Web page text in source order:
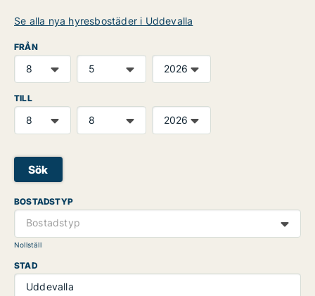
Se alla nya hyresbostäder i Uddevalla
FRÅN
TILL
Sök
BOSTADSTYP
Bostadstyp
Nollställ
STAD
Uddevalla